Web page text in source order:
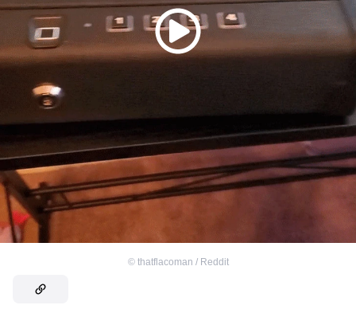
© thatflacoman / Reddit